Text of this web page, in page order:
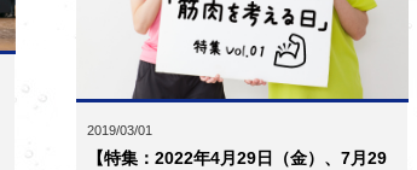
2019/03/01
【特集：2022年4月29日（金）、7月29